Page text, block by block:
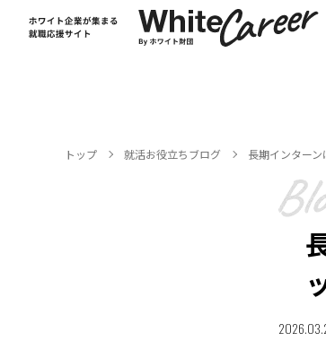
トップ 就活お役⽴ちブログ 長期インター